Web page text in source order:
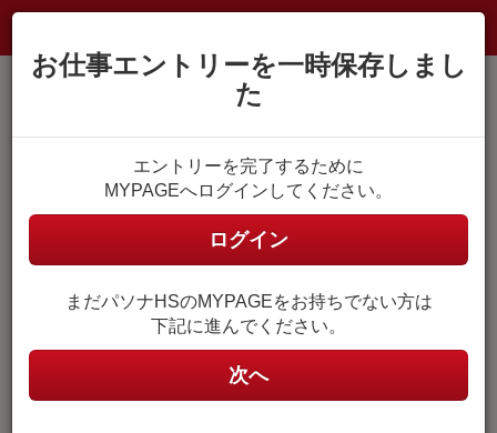
MYPAGE登録がお済みの方
MYPAGEにログイン
ユーザ名
(メールアドレス)
ユーザ名はご自身で設定したメールアドレスです。
パスワード
お仕事エントリーを一時保存しまし
た
エントリーを完了するために
MYPAGEへログインしてください。
ログイン
まだパソナHSのMYPAGEをお持ちでない方は
下記に進んでください。
次へ